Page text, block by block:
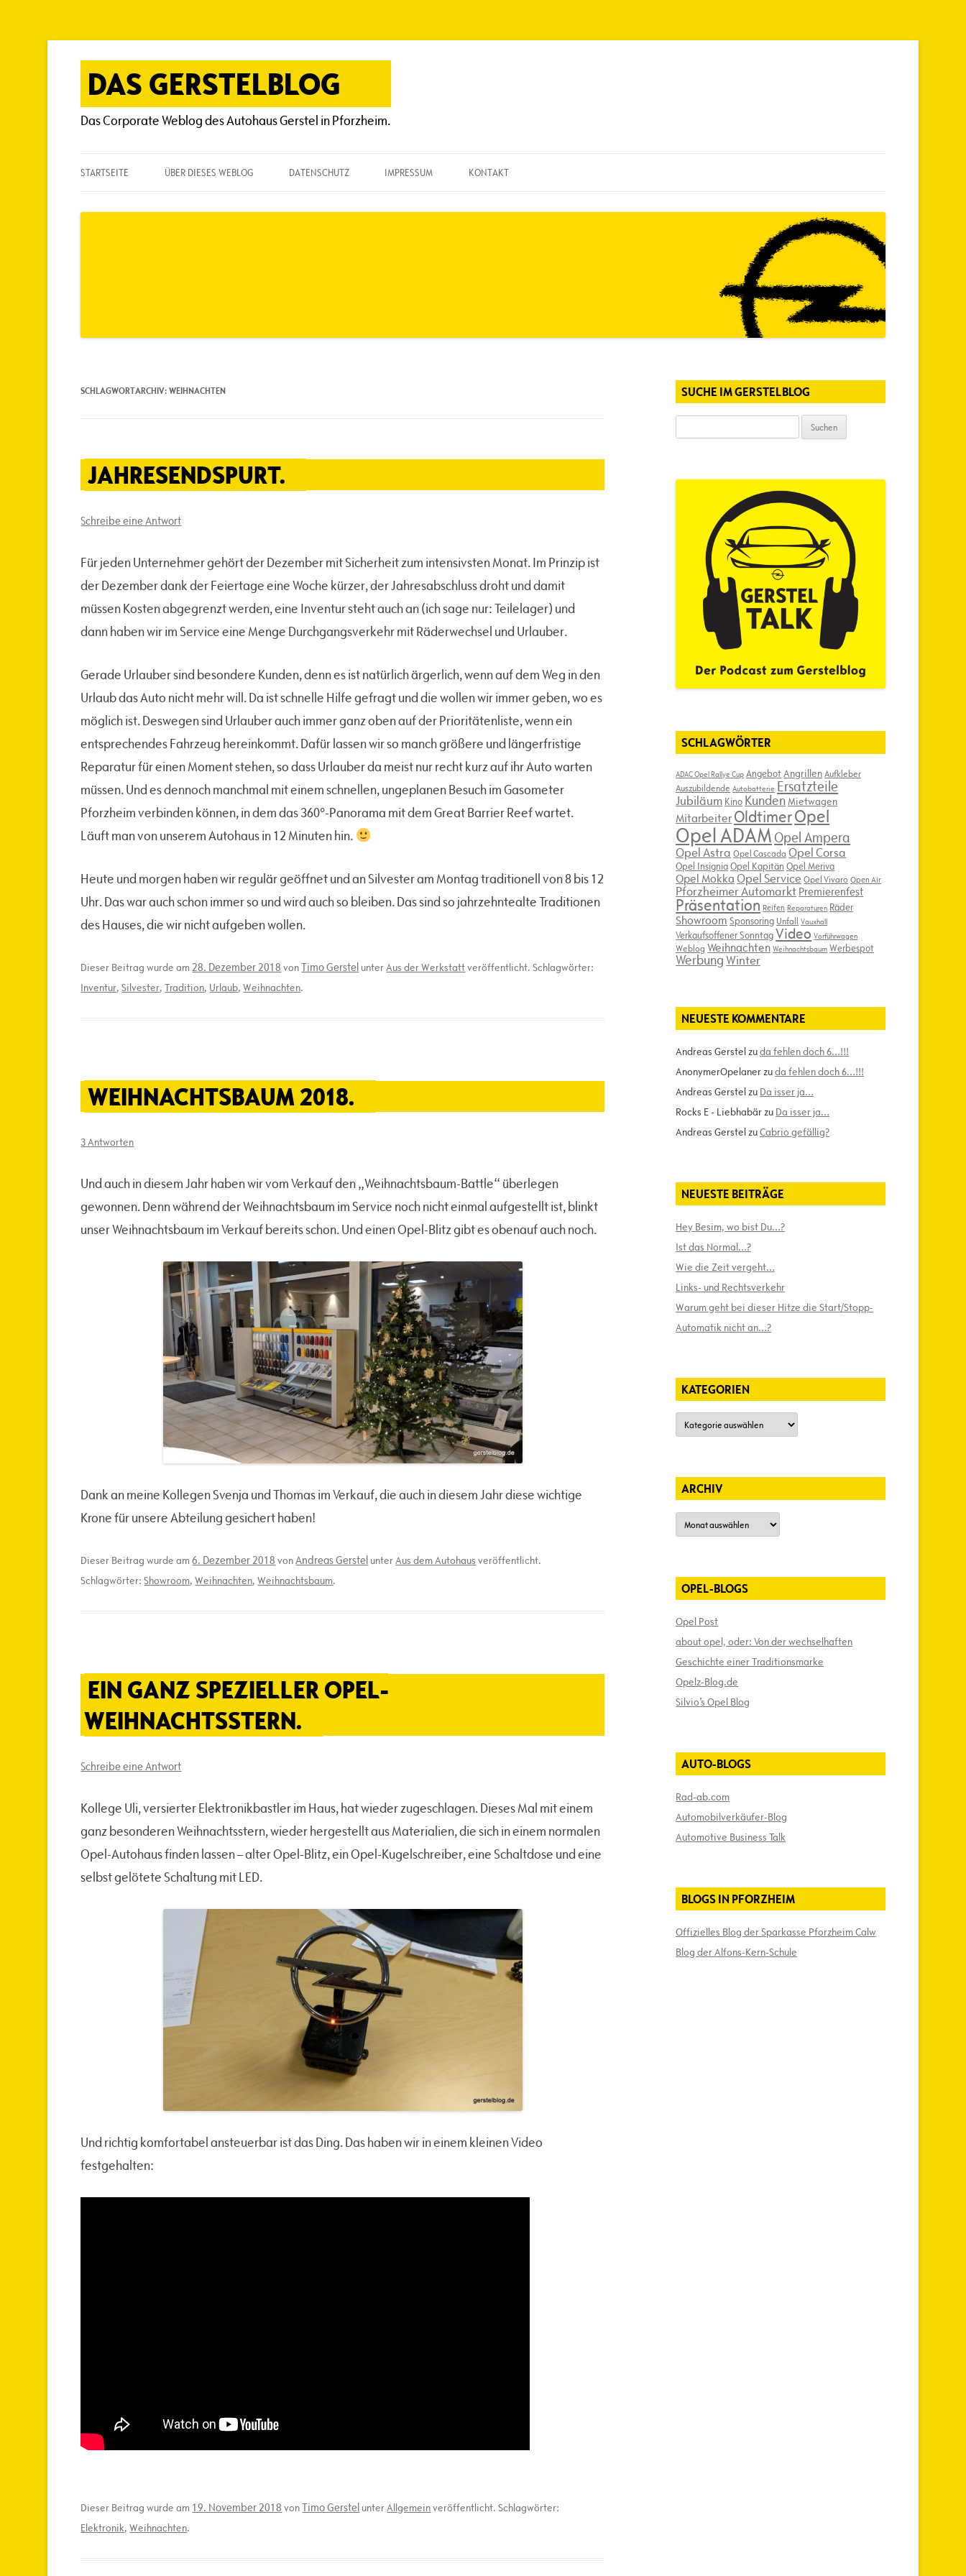
Zum
Inhalt
DAS GERSTELBLOG
Das Corporate Weblog des Autohaus Gerstel in Pforzheim.
STARTSEITE ÜBER DIESES WEBLOG DATENSCHUTZ IMPRESSUM KONTAKT
SCHLAGWORTARCHIV:WEIHNACHTEN
JAHRESENDSPURT.
Schreibe eine Antwort
Für jeden Unternehmer gehört der Dezember mit Sicherheit zum intensivsten Monat. Im Prinzip ist
der Dezember dank der Feiertage eine Woche kürzer, der Jahresabschluss droht und damit
müssen Kosten abgegrenzt werden, eine Inventur steht auch an (ich sage nur: Teilelager) und
dann haben wir im Service eine Menge Durchgangsverkehr mit Räderwechsel und Urlauber.
Gerade Urlauber sind besondere Kunden, denn es ist natürlich ärgerlich, wenn auf dem Weg in den
Urlaub das Auto nicht mehr will. Da ist schnelle Hilfe gefragt und die wollen wir immer geben, wo es
möglich ist. Deswegen sind Urlauber auch immer ganz oben auf der Prioritätenliste, wenn ein
entsprechendes Fahrzeug hereinkommt. Dafür lassen wir so manch größere und längerfristige
Reparatur für einen Moment stehen, so dass Urlauber da meist nur recht kurz auf ihr Auto warten
müssen. Und es dennoch manchmal mit einem schnellen, ungeplanen Besuch im Gasometer
Pforzheim verbinden können, in dem das 360°-Panorama mit dem Great Barrier Reef wartet.
Läuft man von unserem Autohaus in 12 Minuten hin.
Heute und morgen haben wir regulär geöffnet und an Silvester am Montag traditionell von 8 bis 12
Uhr. Das war auch schon immer so und wird auch so bleiben. Das sind so jahrzehntealte Traditionen
des Hauses, die wir nicht aufgeben wollen.
Dieser Beitrag wurde am28. Dezember 2018 vonTimo Gerstel unterAus der Werkstattveröffentlicht. Schlagwörter:
Inventur,Silvester,Tradition, Urlaub,Weihnachten.
WEIHNACHTSBAUM 2018.
3 Antworten
Und auch in diesem Jahr haben wir vom Verkauf den „Weihnachtsbaum-Battle“ überlegen
gewonnen. Denn während der Weihnachtsbaum im Service noch nicht einmal aufgestellt ist, blinkt
unser Weihnachtsbaum im Verkauf bereits schon. Und einen Opel-Blitz gibt es obenauf auch noch.
Dank an meine Kollegen Svenja und Thomas im Verkauf, die auch in diesem Jahr diese wichtige
Krone für unsere Abteilung gesichert haben!
Dieser Beitrag wurde am6. Dezember 2018 vonAndreas Gerstel unterAus dem Autohaus veröffentlicht.
Schlagwörter:Showroom,Weihnachten,Weihnachtsbaum.
EIN GANZ SPEZIELLER OPEL-
WEIHNACHTSSTERN.
Schreibe eine Antwort
Kollege Uli, versierter Elektronikbastler im Haus, hat wieder zugeschlagen. Dieses Mal mit einem
ganz besonderen Weihnachtsstern, wieder hergestellt aus Materialien, die sich in einem normalen
Opel-Autohaus finden lassen – alter Opel-Blitz, ein Opel-Kugelschreiber, eine Schaltdose und eine
selbst gelötete Schaltung mit LED.
Und richtig komfortabel ansteuerbar ist das Ding. Das haben wir in einem kleinen Video
festgehalten:
Dieser Beitrag wurde am 19. November 2018 vonTimo Gerstel unterAllgemeinveröffentlicht. Schlagwörter:
Elektronik,Weihnachten.
SUCHE IM GERSTELBLOG
nach:
SCHLAGWÖRTER
ADAC Opel Rallye Cup AngebotAngrillenAufkleber
Auszubildende Autobatterie Ersatzteile
Jubiläum Kino Kunden Mietwagen
Mitarbeiter OldtimerOpel
Opel ADAM Opel Ampera
Opel Astra Opel Cascada Opel Corsa
Opel InsigniaOpel Kapitän Opel Meriva
Opel Mokka Opel ServiceOpel Vivaro Open Air
Pforzheimer Automarkt Premierenfest
Präsentation Reifen Reparaturen Räder
Showroom Sponsoring Unfall Vauxhall
Verkaufsoffener SonntagVideo Vorführwagen
Weblog Weihnachten Weihnachtsbaum Werbespot
WerbungWinter
NEUESTE KOMMENTARE
Andreas Gerstelzuda fehlen doch 6…!!!
AnonymerOpelanerzuda fehlen doch 6…!!!
Andreas Gerstelzu Da isser ja…
Rocks E - Liebhabärzu Da isser ja…
Andreas GerstelzuCabrio gefällig?
NEUESTE BEITRÄGE
Hey Besim, wo bist Du…?
Ist das Normal…?
Wie die Zeit vergeht…
Links- und Rechtsverkehr
Warum geht bei dieser Hitze die Start/Stopp-
Automatik nicht an…?
KATEGORIEN
Kategorien
ARCHIV
Archiv
OPEL-BLOGS
Opel Post
about opel, oder: Von der wechselhaften
Geschichte einer Traditionsmarke
Opelz-Blog.de
Silvio’s Opel Blog
AUTO-BLOGS
Rad-ab.com
Automobilverkäufer-Blog
Automotive Business Talk
BLOGS IN PFORZHEIM
Offizielles Blog der Sparkasse Pforzheim Calw
Blog der Alfons-Kern-Schule